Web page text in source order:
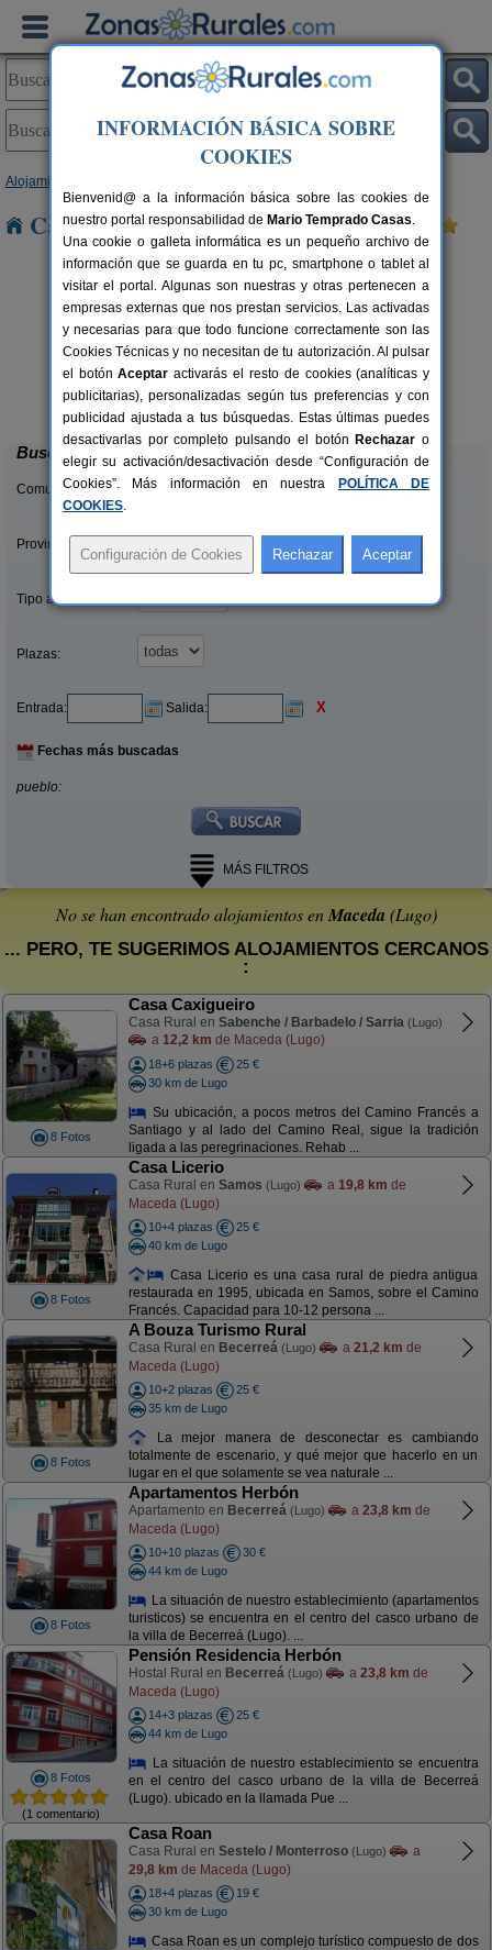
Alojamientos
Casas Rurales cerca de Maceda
10+10 pers.
desde30 €
Apartamentos Herbón
Becerreá (Lugo)
Buscar
Comunidades:
Provincias/Islas:
Tipo alquiler:
Plazas:
Entrada: Salida: X
Fechas más buscadas
pueblo:
MÁS FILTROS
No se han encontrado alojamientos enMaceda (Lugo)
... PERO, TE SUGERIMOS ALOJAMIENTOS CERCANOS
:
8 Fotos
Casa Caxigueiro
Casa Rural en Sabenche / Barbadelo / Sarria (Lugo)
a 12,2 km de Maceda (Lugo)
18+6 plazas
25 €
30 km de Lugo
Su ubicación, a pocos metros del Camino Francés a
Santiago y al lado del Camino Real, sigue la tradición
ligada a las peregrinaciones. Rehab ...
8 Fotos
Casa Licerio
Casa Rural en Samos (Lugo) a 19,8 km de
Maceda (Lugo)
10+4 plazas
25 €
40 km de Lugo
Casa Licerio es una casa rural de piedra antigua
restaurada en 1995, ubicada en Samos, sobre el Camino
Francés. Capacidad para 10-12 persona ...
8 Fotos
A Bouza Turismo Rural
Casa Rural en Becerreá (Lugo) a 21,2 km de
Maceda (Lugo)
10+2 plazas
25 €
35 km de Lugo
La mejor manera de desconectar es cambiando
totalmente de escenario, y qué mejor que hacerlo en un
lugar en el que solamente se vea naturale ...
8 Fotos
Apartamentos Herbón
Apartamento en Becerreá (Lugo) a 23,8 km de
Maceda (Lugo)
10+10 plazas
30 €
44 km de Lugo
La situación de nuestro establecimiento (apartamentos
turisticos) se encuentra en el centro del casco urbano de
la villa de Becerreá (Lugo). ...
8 Fotos
(1 comentario)
Pensión Residencia Herbón
Hostal Rural en Becerreá (Lugo) a 23,8 km de
Maceda (Lugo)
14+3 plazas
25 €
44 km de Lugo
La situación de nuestro establecimiento se encuentra
en el centro del casco urbano de la villa de Becerreá
(Lugo). ubicado en la llamada Pue ...
Casa Roan
Casa Rural en Sestelo / Monterroso (Lugo)
a
29,8 km de Maceda (Lugo)
18+4 plazas
19 €
30 km de Lugo
Casa Roan es un complejo turístico compuesto de dos
INFORMACIÓN BÁSICA SOBRE
COOKIES
Bienvenid@ a la información básica sobre las cookies de
nuestro portal responsabilidad de Mario Temprado Casas.
Una cookie o galleta informática es un pequeño archivo de
información que se guarda en tu pc, smartphone o tablet al
visitar el portal. Algunas son nuestras y otras pertenecen a
empresas externas que nos prestan servicios. Las activadas
y necesarias para que todo funcione correctamente son las
Cookies Técnicas y no necesitan de tu autorización. Al pulsar
el botónAceptar activarás el resto de cookies (analíticas y
publicitarias), personalizadas según tus preferencias y con
publicidad ajustada a tus búsquedas. Estas últimas puedes
desactivarlas por completo pulsando el botón Rechazar o
elegir su activación/desactivación desde “Configuración de
Cookies”. Más información en nuestra
POLÍTICA DE
COOKIES.